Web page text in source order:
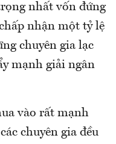
nhất vốn đứng
nhận một tỷ lệ
chuyên gia lạc
mạnh giải ngân
vào rất mạnh
chuyên gia đều